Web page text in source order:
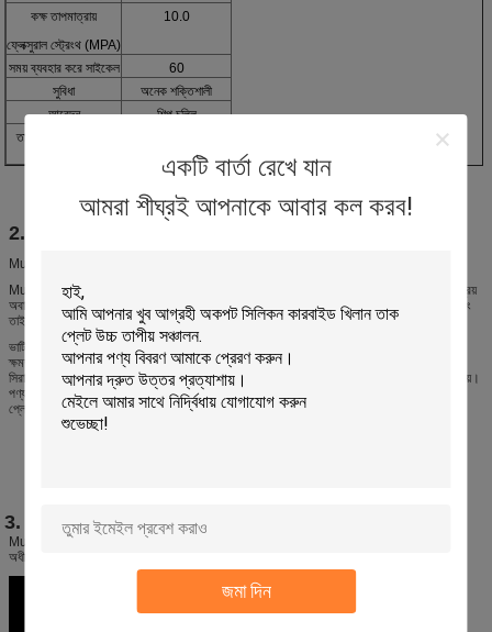
একটি বার্তা রেখে যান
আমরা শীঘ্রই আপনাকে আবার কল করব!
জমা দিন
কক্ষ তাপমাত্রায়
ফ্লেক্সুরাল স্ট্রেংথ (MPA)
10.0
সময় ব্যবহার করে সাইকেল
60
সুবিধা
অনেক শক্তিশালী
আবেদন
শিল্প চুল্লি
তাপমাত্রা ব্যবহার করে
2. mullite সম্পর্কে তথ্য
Mullite কম ক্রিপ বিকৃতি, ভাল তাপ শক প্রতিরোধের এবং ফায়ারিং সময় ভাল জারা প্রতিরোধের আছে.
Mullite সিরামিক ডিসপ্লে চমৎকার রাসায়নিক জারা প্রতিরোধের এবং খুব কম গ্যাস ব্যাপ্তিযোগ্যতা একসাথে প্রিয়
অবাধ্যতা, Mullite সিরামিক, তাই, saggers এবং crucibles, তাপ সুরক্ষা সিস্টেম এবং থার্মোকুল টিউব এবং
তাই জন্য ব্যাপকভাবে ব্যবহৃত হয়েছে।
ভাটির আসবাবপত্রগুলি ছাঁচ চাপার মাধ্যমে গঠিত হয়, যা নিম্ন স্তরের তাপ সঞ্চয়স্থান, ভাল তাপীয় শক প্রতিরোধ
ক্ষমতা এবং চমৎকার মানের বৈশিষ্ট্যযুক্ত।এগুলি মোজাইক, বর্গাকার ইট, টেবিলওয়্যার সিরামিক, স্যানিটারি ওয়্যার
সিরামিক, ছাদের টাইলস, চৌম্বকীয় উপকরণ এবং উন্নত সিরামিক উত্পাদনে ফায়ারিং ভাটিতে ব্যাপকভাবে ব্যবহৃত হয়।
পণ্যটি গ্রাহকদের কাছ থেকে সর্বজনীন প্রশংসা পেয়েছে।প্রধান বৈশিষ্ট্যগুলি হল: প্যাড প্লেট, শেড প্লেট, পুশ
প্লেট, স্যাগার, সিলিং প্যানেল, পিলার এবং বার্নার ইট।
3. আবেদন
Mullite sagger ব্যাপকভাবে চুম্বকীয় উপাদান এবং পাউডার ফায়ারিং জন্য ভাটিতে ব্যবহৃত হয়।1450 ℃
অধীনে তাপমাত্রা ব্যবহার করে.